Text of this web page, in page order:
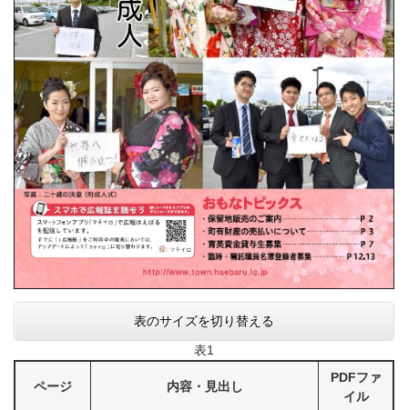
表のサイズを切り替える
表1
ページ 内容・見出し
PDFファ
イル